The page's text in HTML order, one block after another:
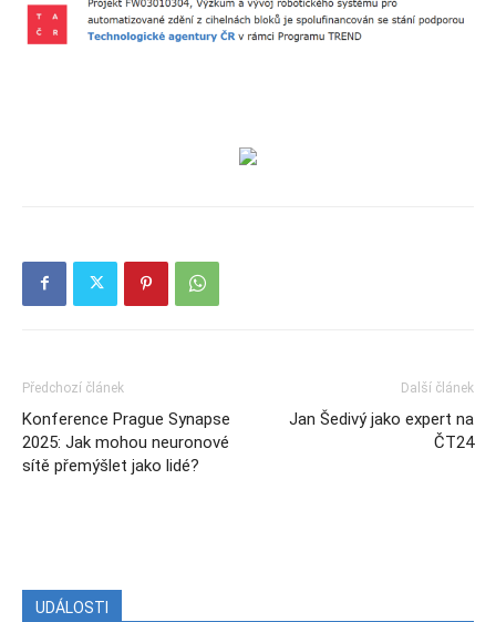
Předchozí článek
Konference Prague Synapse
2025: Jak mohou neuronové
sítě přemýšlet jako lidé?
Další článek
Jan Šedivý jako expert na
ČT24
UDÁLOSTI